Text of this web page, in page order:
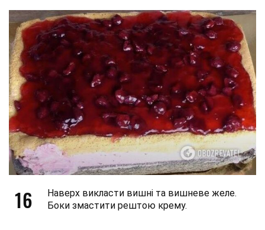
16
Наверх викласти вишні та вишневе желе.
Боки змастити рештою крему.